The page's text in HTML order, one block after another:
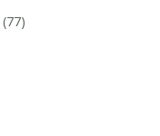
(77)